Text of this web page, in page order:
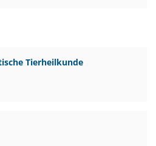
Tierheilkunde